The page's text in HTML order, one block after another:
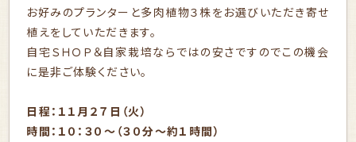
お好みのプランターと多肉植物３株をお選びいただき寄せ
植えをしていただきます。
自宅ＳＨＯＰ＆自家栽培ならではの安さですのでこの機会
に是非ご体験ください。
日程：１１月２７日（火）
時間：１０：３０～（３０分～約１時間）